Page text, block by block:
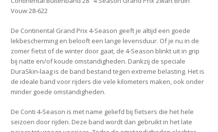
Vouw
622
aantal
Vouw 28-622
De Continental Grand Prix 4-Season geeft je altijd een goede
lekbescherming en belooft een lange levensduur. Of je nu in de
zomer fietst of de winter door gaat, de 4-Season blinkt uit in grip
bij natte en/of koude omstandigheden. Dankzij de speciale
DuraSkin-laag is de band bestand tegen extreme belasting. Het is
de ideale band voor rijders die vele kilometers maken, ook onder
minder goede omstandigheden.
De Conti 4-Season is met name geliefd bij fietsers die het hele
seizoen door rijden. Deze band wordt dan gebruikt in het late